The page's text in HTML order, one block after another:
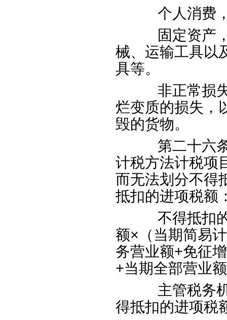
个人消费，
固定资产，
械、运输工具以
具等。
非正常损失
烂变质的损失，
毁的货物。
第二十六条
计税方法计税项
而无法划分不得
抵扣的进项税额
不得抵扣的
额× （当期简易
务营业额+免征
+当期全部营业
主管税务机
得抵扣的进项税